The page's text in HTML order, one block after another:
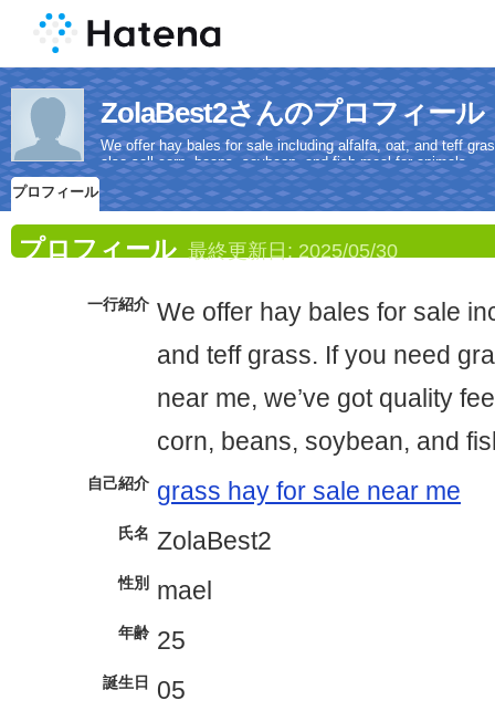
ZolaBest2さんのプロフィール
We offer hay bales for sale including alfalfa, oat, and teff
also sell corn, beans, soybean, and fish meal for animals.
プロフィール
プロフィール 最終更新日: 2025/05/30
一行紹介 We offer hay bales for sale
and teff grass. If you need
near me, we’ve got quality
corn, beans, soybean, and
自己紹介 grass hay for sale near me
氏名 ZolaBest2
性別 mael
年齢 25
誕生日 05